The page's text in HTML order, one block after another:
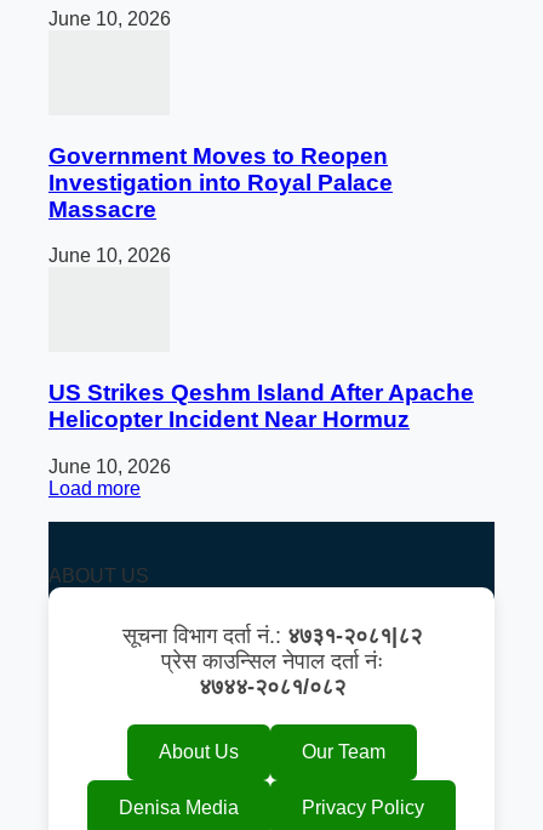
June 10, 2026
Government Moves to Reopen
Investigation into Royal Palace
Massacre
June 10, 2026
US Strikes Qeshm Island After Apache
Helicopter Incident Near Hormuz
June 10, 2026
Load more
ABOUT US
सूचना विभाग दर्ता नं.: ४७३१-२०८१|८२
प्रेस काउन्सिल नेपाल दर्ता नंः
४७४४-२०८१/०८२
About Us Our Team
Denisa Media Privacy Policy